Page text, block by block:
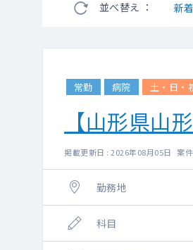
並べ替え ： 新
常勤 病院 土・日・
【山形県山
掲載更新日 : 2026年08月05日 案
勤務地
科目